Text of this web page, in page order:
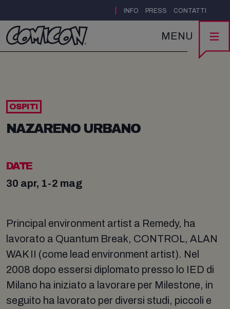
INFO PRESS CONTATTI
MENU
OSPITI
NAZARENO URBANO
DATE
30 apr, 1-2 mag
Principal environment artist a Remedy, ha
lavorato a Quantum Break, CONTROL, ALAN
WAK II (come lead environment artist). Nel
2008 dopo essersi diplomato presso lo IED di
Milano ha iniziato a lavorare per Milestone, in
seguito ha lavorato per diversi studi, piccoli e